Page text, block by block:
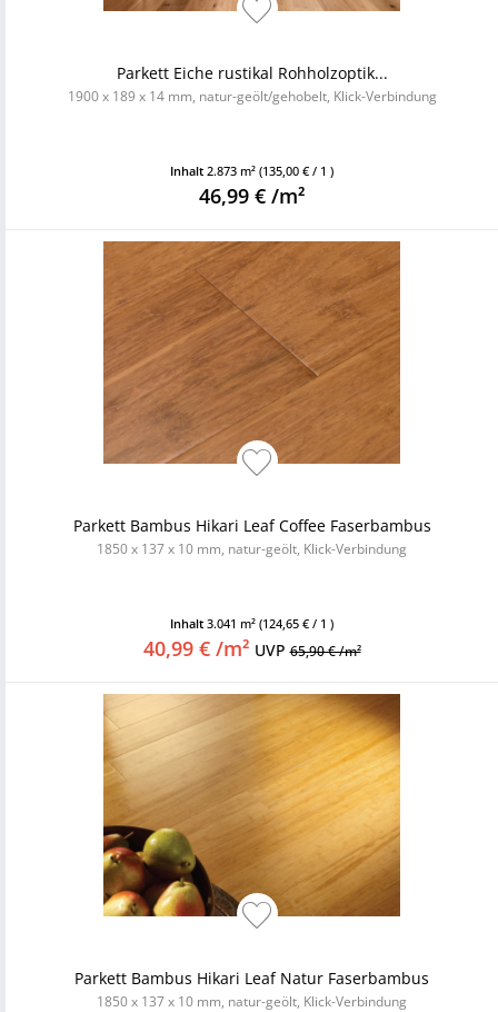
Parkett Eiche rustikal Rohholzoptik...
1900 x 189 x 14 mm, natur-geölt/gehobelt, Klick-Verbindung
Inhalt 2.873 m² (135,00 € / 1 )
46,99 € /m²
Parkett Bambus Hikari Leaf Coffee Faserbambus
1850 x 137 x 10 mm, natur-geölt, Klick-Verbindung
Inhalt 3.041 m² (124,65 € / 1 )
40,99 € /m² UVP65,90 € /m²
Parkett Bambus Hikari Leaf Natur Faserbambus
1850 x 137 x 10 mm, natur-geölt, Klick-Verbindung